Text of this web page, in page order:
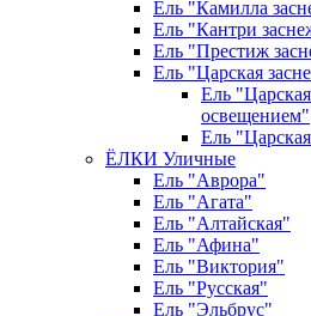
Ель "Камилла
Ель "Кантри
Ель "Престиж
Ель "Царская
Ель
освещением"
Ель
ЁЛКИ Уличные
Ель "Аврора"
Ель "Агата"
Ель "Алтайская"
Ель "Афина"
Ель "Виктория"
Ель "Русская"
Ель "Эльбрус"